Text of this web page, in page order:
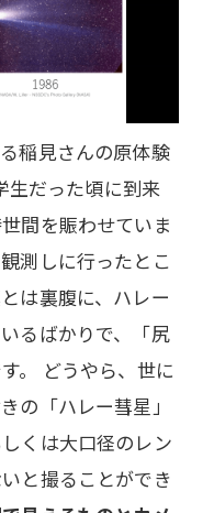
稲見さんの原体験
生だった頃に到来
間を賑わせていま
測しに行ったとこ
は裏腹に、ハレー
るばかりで、「尻
。 どうやら、世に
の「ハレー彗星」
くは大口径のレン
と撮ることができ